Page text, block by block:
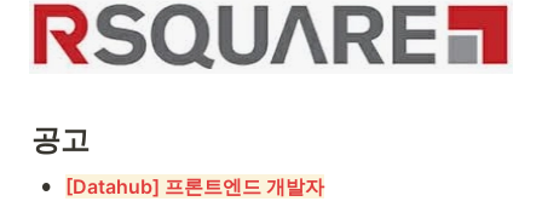
공고
• [Datahub] 프론트엔드 개발자